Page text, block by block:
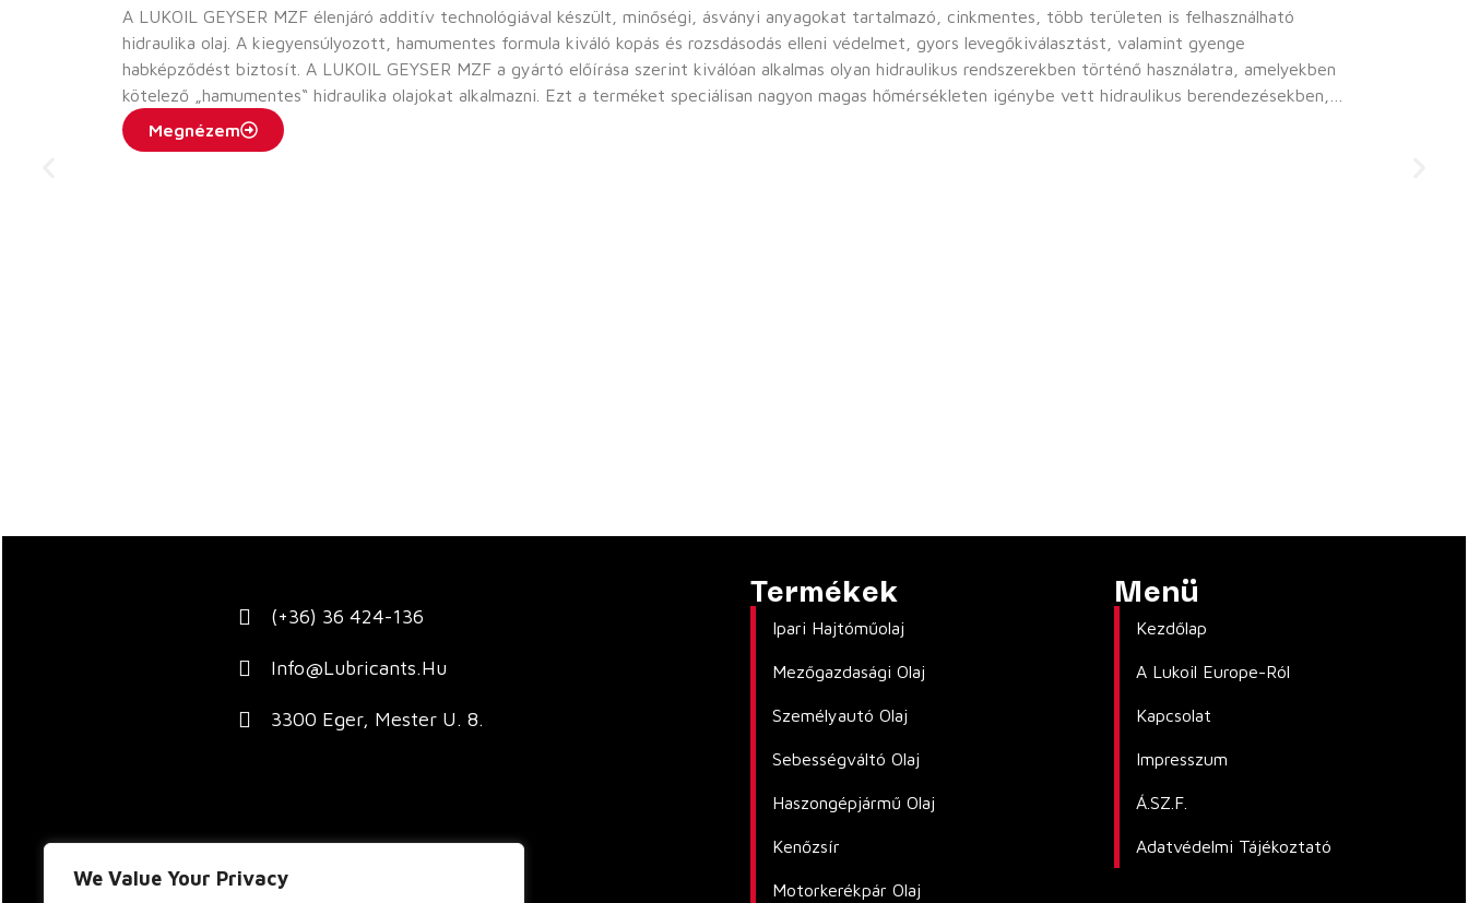
We Value Your Privacy
A LUKOIL GEYSER MZF élenjáró additív technológiával készült, minőségi, ásványi anyagokat tartalmazó, cinkmentes, több területen is felhasználható
hidraulika olaj. A kiegyensúlyozott, hamumentes formula kiváló kopás és rozsdásodás elleni védelmet, gyors levegőkiválasztást, valamint gyenge
habképződést biztosít. A LUKOIL GEYSER MZF a gyártó előírása szerint kiválóan alkalmas olyan hidraulikus rendszerekben történő használatra, amelyekben
kötelező „hamumentes“ hidraulika olajokat alkalmazni. Ezt a terméket speciálisan nagyon magas hőmérsékleten igénybe vett hidraulikus berendezésekben,
például acélgyárak nagyolvasztóiban történő használatra ajánljuk.
Megnézem
(+36) 36 424-136
Info@lubricants.hu
3300 Eger, Mester U. 8.
Termékek
Ipari Hajtóműolaj
Mezőgazdasági Olaj
Személyautó Olaj
Sebességváltó Olaj
Haszongépjármű Olaj
Kenőzsír
Motorkerékpár Olaj
Menü
Kezdőlap
A Lukoil Europe-Ról
Kapcsolat
Impresszum
Á.SZ.F.
Adatvédelmi Tájékoztató